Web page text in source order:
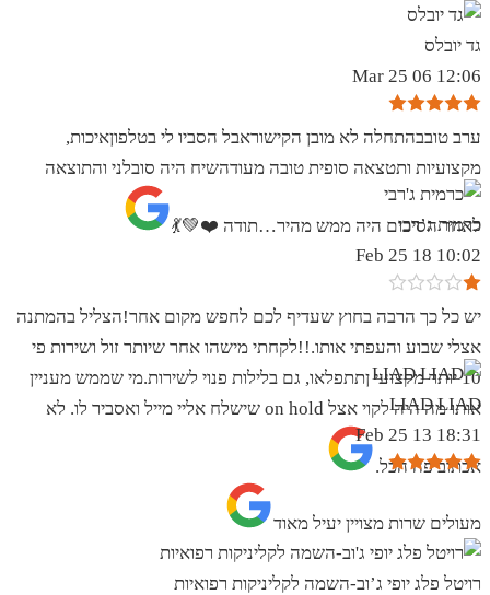
גד יובלס
12:06 06 Mar 25
ערב טובבהתחלה לא מובן הקישוראבל הסביו לי בטלפוןאיכות,
מקצועיות ותטצאה סופית טובה מעודהשיח היה סובלני והתוצאה
לאחר הסיכום היה ממש מהיר…תודה ❤️💚💃
כרמית ג’רבי
10:02 18 Feb 25
יש כל כך הרבה בחוץ שעדיף לכם לחפש מקום אחר!הצליל בהמתנה
אצלי שבוע והעפתי אותו.!!לקחתי מישהו אחר שיותר זול ושירות פי
10 יותר מקצועי ןתתפלאו, גם בלילות פנוי לשירות.מי שממש מעניין
אותו מה היה לקוי אצל on hold שישלח אליי מייל ואסביר לו. לא
אכתוב פה הכל.
LIAD LIAD
18:31 13 Feb 25
מעולים שרות מצויין יעיל מאוד
רויטל פלג יופי ג’וב-השמה לקליניקות רפואיות